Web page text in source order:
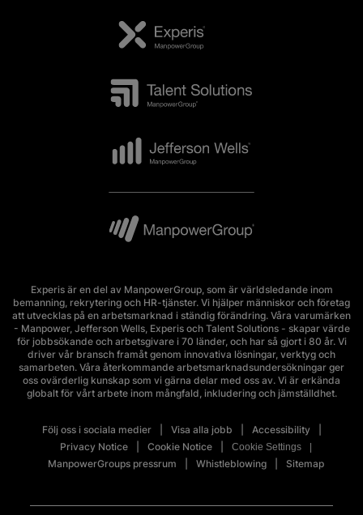
Experis är en del av ManpowerGroup, som är världsledande inom
bemanning, rekrytering och HR-tjänster. Vi hjälper människor och företag
att utvecklas på en arbetsmarknad i ständig förändring. Våra varumärken
- Manpower, Jefferson Wells, Experis och Talent Solutions - skapar värde
för jobbsökande och arbetsgivare i 70 länder, och har så gjort i 80 år. Vi
driver vår bransch framåt genom innovativa lösningar, verktyg och
samarbeten. Våra återkommande arbetsmarknadsundersökningar ger
oss ovärderlig kunskap som vi gärna delar med oss av. Vi är erkända
globalt för vårt arbete inom mångfald, inkludering och jämställdhet.
Följ oss i sociala medier Visa alla jobb
Accessibility
Privacy Notice
Cookie Notice Cookie Settings
ManpowerGroups pressrum Whistleblowing Sitemap